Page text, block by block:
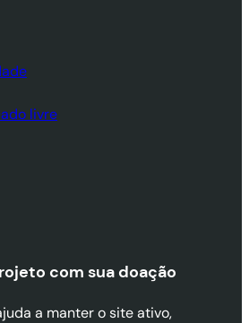
livre
com sua doação
a manter o site ativo,